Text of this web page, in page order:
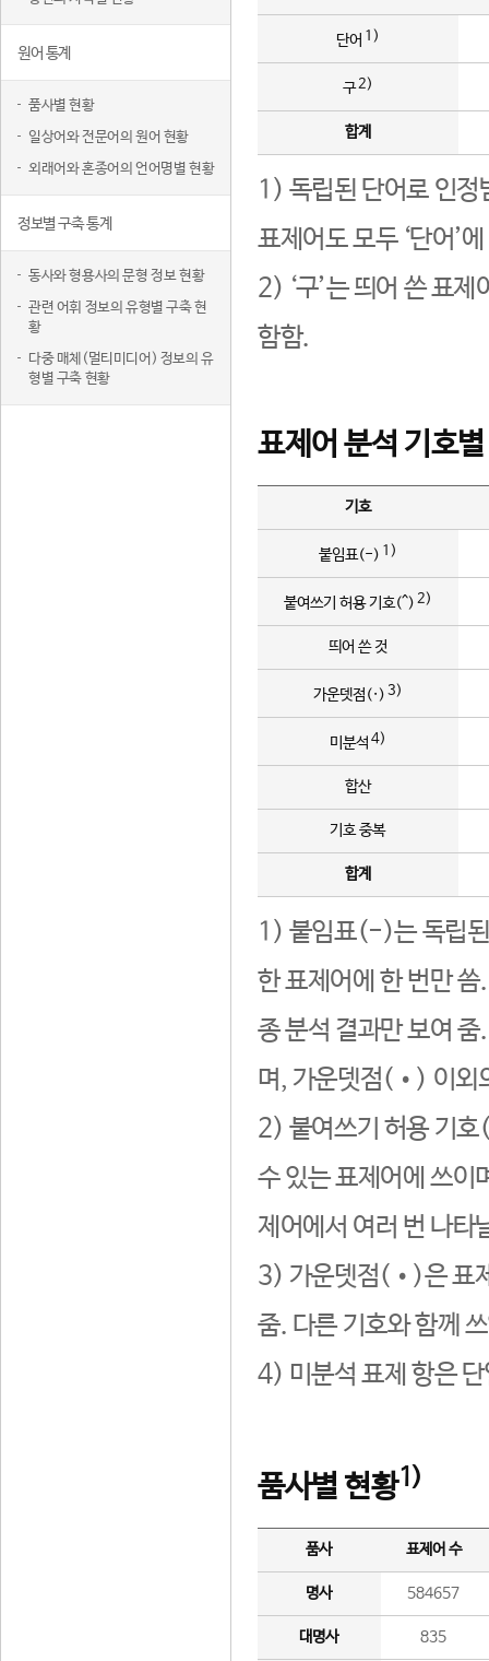
원어 통계
품사별 현황
일상어와 전문어의 원어 현황
외래어와 혼종어의 언어명별 현황
정보별 구축 통계
동사와 형용사의 문형 정보 현황
관련 어휘 정보의 유형별 구축 현
황
다중 매체(멀티미디어) 정보의 유
형별 구축 현황
단어 1)
구2)
합계
1) 독립된 단어로 인정
표제어도 모두 ‘단어’
2) ‘구’는 띄어 쓴 표
함함.
표제어 분석 기호
기호
붙임표(-) 1)
붙여쓰기 허용 기호(^) 2)
띄어 쓴 것
가운뎃점(·) 3)
미분석 4)
합산
기호 중복
합계
1) 붙임표(-)는 독립된
한 표제어에 한 번만
종 분석 결과만 보여
며, 가운뎃점(•) 이외
2) 붙여쓰기 허용 기호
수 있는 표제어에 쓰이
제어에서 여러 번 나타
3) 가운뎃점(•)은 표
줌. 다른 기호와 함께
4) 미분석 표제 항은
품사별 현황1)
품사 표제어 수
명사 584657
대명사 835